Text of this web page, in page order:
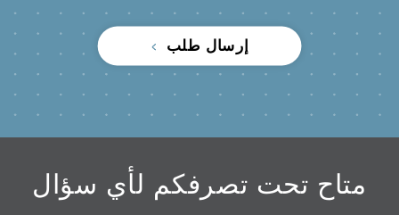
إرسال طلب
متاح تحت تصرفكم لأي سؤال